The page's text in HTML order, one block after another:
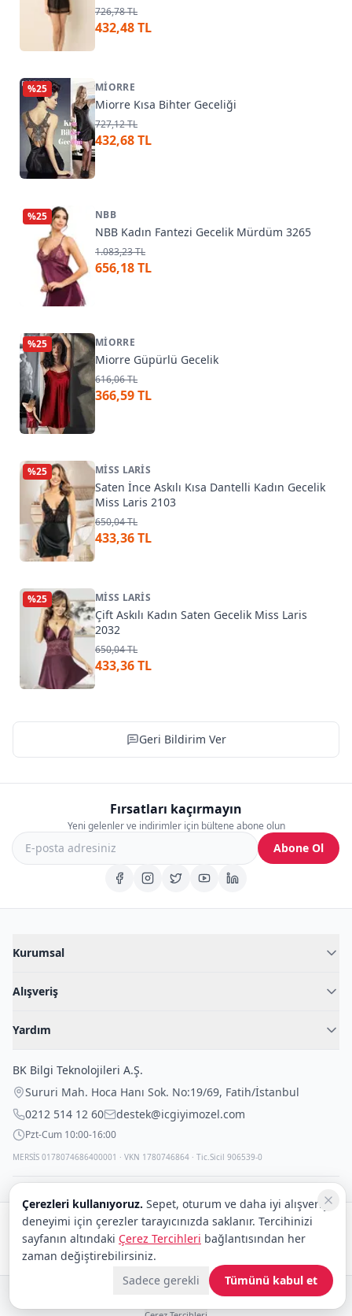
726,78 TL
432,48 TL
%25 MIORRE
Miorre Kısa Bihter Geceliği
727,12 TL
432,68 TL
%25 NBB
NBB Kadın Fantezi Gecelik Mürdüm 3265
1.083,23 TL
656,18 TL
%25 MIORRE
Miorre Güpürlü Gecelik
616,06 TL
366,59 TL
%25 MISS LARIS
Saten İnce Askılı Kısa Dantelli Kadın Gecelik
Miss Laris 2103
650,04 TL
433,36 TL
%25 MISS LARIS
Çift Askılı Kadın Saten Gecelik Miss Laris
2032
650,04 TL
433,36 TL
Geri Bildirim Ver
Fırsatları kaçırmayın
Yeni gelenler ve indirimler için bültene abone olun
Abone Ol
Kurumsal
Blog
İç Giyim Rehberi
Alışveriş
Fantazi İç Giyim
Çocuk İç Giyim
Outlet Fırsatları
Yardım
İade Politikası
Gizli Paketleme
BK Bilgi Teknolojileri A.Ş.
Sururi Mah. Hoca Hanı Sok. No:19/69, Fatih/İstanbul
0212 514 12 60
destek@icgiyimozel.com
Pzt-Cum 10:00-16:00
MERSİS 0178074686400001 · VKN 1780746864 · Tic.Sicil 906539-0
Güvenli alışveriş:
Kargo:
© 2008–2026 BK Bilgi Teknolojileri ve Ticaret A.Ş.
Çerezleri kullanıyoruz. Sepet, oturum ve daha iyi alışveriş
deneyimi için çerezler tarayıcınızda saklanır. Tercihinizi
sayfanın altındaki Çerez Tercihleri bağlantısından her
zaman değiştirebilirsiniz.
Sadece gerekli
Tümünü kabul et